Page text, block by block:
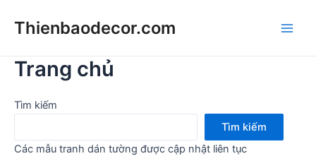
Thienbaodecor.com
Trang chủ
Tìm kiếm
Tìm kiếm
Các mẫu tranh dán tường được cập nhật liên tục